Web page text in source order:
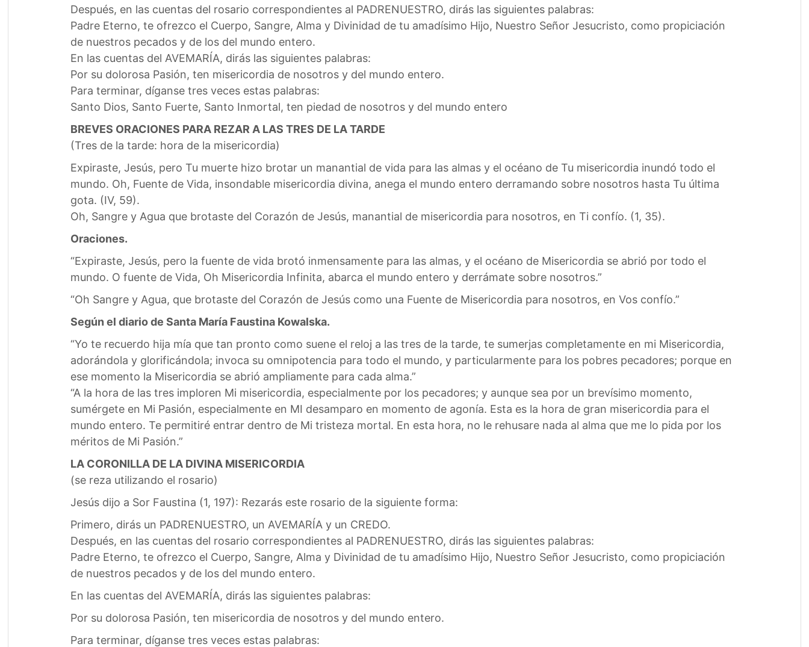
Después, en las cuentas del rosario correspondientes al PADRENUESTRO, dirás las siguientes palabras:
Padre Eterno, te ofrezco el Cuerpo, Sangre, Alma y Divinidad de tu amadísimo Hijo, Nuestro Señor Jesucristo, como propiciación
de nuestros pecados y de los del mundo entero.
En las cuentas del AVEMARÍA, dirás las siguientes palabras:
Por su dolorosa Pasión, ten misericordia de nosotros y del mundo entero.
Para terminar, díganse tres veces estas palabras:
Santo Dios, Santo Fuerte, Santo Inmortal, ten piedad de nosotros y del mundo entero
BREVES ORACIONES PARA REZAR A LAS TRES DE LA TARDE
(Tres de la tarde: hora de la misericordia)
Expiraste, Jesús, pero Tu muerte hizo brotar un manantial de vida para las almas y el océano de Tu misericordia inundó todo el
mundo. Oh, Fuente de Vida, insondable misericordia divina, anega el mundo entero derramando sobre nosotros hasta Tu última
gota. (IV, 59).
Oh, Sangre y Agua que brotaste del Corazón de Jesús, manantial de misericordia para nosotros, en Ti confío. (1, 35).
Oraciones.
“Expiraste, Jesús, pero la fuente de vida brotó inmensamente para las almas, y el océano de Misericordia se abrió por todo el
mundo. O fuente de Vida, Oh Misericordia Infinita, abarca el mundo entero y derrámate sobre nosotros.”
“Oh Sangre y Agua, que brotaste del Corazón de Jesús como una Fuente de Misericordia para nosotros, en Vos confío.”
Según el diario de Santa María Faustina Kowalska.
“Yo te recuerdo hija mía que tan pronto como suene el reloj a las tres de la tarde, te sumerjas completamente en mi Misericordia,
adorándola y glorificándola; invoca su omnipotencia para todo el mundo, y particularmente para los pobres pecadores; porque en
ese momento la Misericordia se abrió ampliamente para cada alma.”
“A la hora de las tres imploren Mi misericordia, especialmente por los pecadores; y aunque sea por un brevísimo momento,
sumérgete en Mi Pasión, especialmente en MI desamparo en momento de agonía. Esta es la hora de gran misericordia para el
mundo entero. Te permitiré entrar dentro de Mi tristeza mortal. En esta hora, no le rehusare nada al alma que me lo pida por los
méritos de Mi Pasión.”
LA CORONILLA DE LA DIVINA MISERICORDIA
(se reza utilizando el rosario)
Jesús dijo a Sor Faustina (1, 197): Rezarás este rosario de la siguiente forma:
Primero, dirás un PADRENUESTRO, un AVEMARÍA y un CREDO.
Después, en las cuentas del rosario correspondientes al PADRENUESTRO, dirás las siguientes palabras:
Padre Eterno, te ofrezco el Cuerpo, Sangre, Alma y Divinidad de tu amadísimo Hijo, Nuestro Señor Jesucristo, como propiciación
de nuestros pecados y de los del mundo entero.
En las cuentas del AVEMARÍA, dirás las siguientes palabras:
Por su dolorosa Pasión, ten misericordia de nosotros y del mundo entero.
Para terminar, díganse tres veces estas palabras: